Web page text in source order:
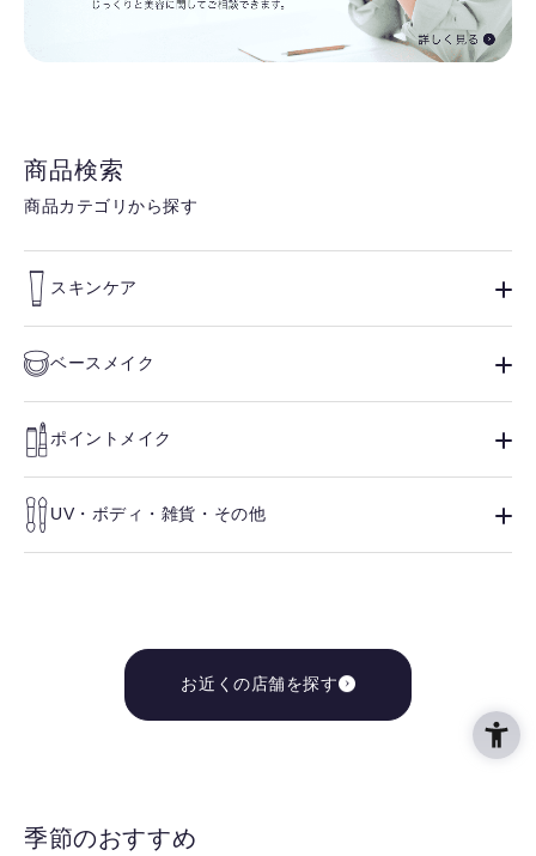
商品検索
商品カテゴリから探す
スキンケア
ベースメイク
ポイントメイク
UV・ボディ・雑貨・その他
お近くの店舗を探す
季節のおすすめ